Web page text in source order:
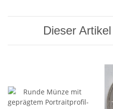
Dieser